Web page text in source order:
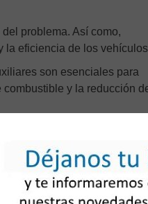
problema. Así como,
la eficiencia de los
son esenciales para
y la reducción
para la localización de
los sistemas eléctricos y